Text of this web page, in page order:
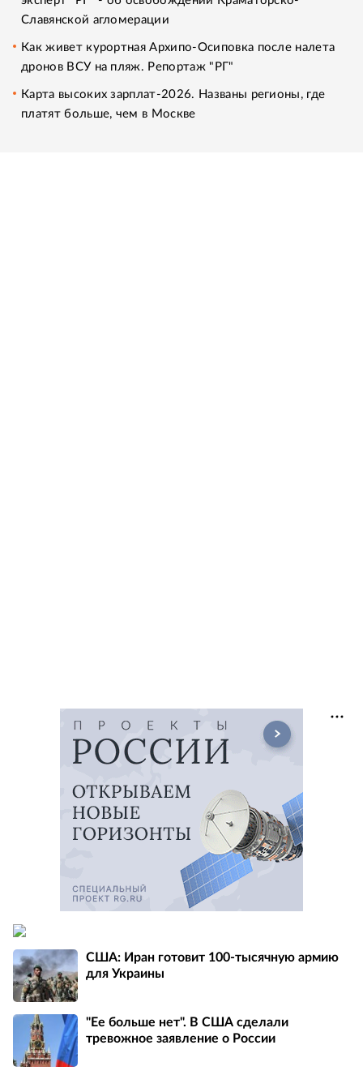
Славянской агломерации
Как живет курортная Архипо-Осиповка после налета
дронов ВСУ на пляж. Репортаж "РГ"
Карта высоких зарплат-2026. Названы регионы, где
платят больше, чем в Москве
США: Иран готовит 100-тысячную армию
для Украины
"Ее больше нет". В США сделали
тревожное заявление о России